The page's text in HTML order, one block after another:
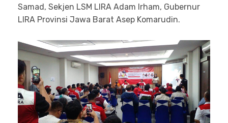
Samad, Sekjen LSM LIRA Adam Irham, Gubernur
LIRA Provinsi Jawa Barat Asep Komarudin.